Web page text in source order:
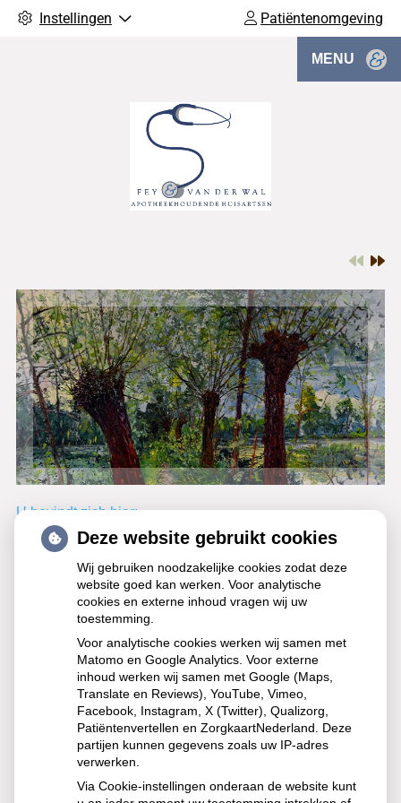
Instellingen Patiëntenomgeving
MENU
U bevindt zich hier:
Schurft sinds corona geen
vergeten ziekte meer: aantal
uitbraken fors gestegen
Sinds corona neemt het aantal schurftuitbraken in
Nederland sterk toe, niet alleen onder studenten maar ook
bij kinderen en ouderen. Het Erasmus MC onderzoekt
oorzaken en nieuwe manieren om schurft sneller op te
sporen, zoals zelftests en betere diagnostiek, om verdere
verspreiding te voorkomen.
Deze website gebruikt cookies
Wij gebruiken noodzakelijke cookies zodat deze
website goed kan werken. Voor analytische
cookies en externe inhoud vragen wij uw
toestemming.
Voor analytische cookies werken wij samen met
Matomo en Google Analytics. Voor externe
inhoud werken wij samen met Google (Maps,
Translate en Reviews), YouTube, Vimeo,
Facebook, Instagram, X (Twitter), Qualizorg,
Patiëntenvertellen en ZorgkaartNederland. Deze
partijen kunnen gegevens zoals uw IP-adres
verwerken.
Via Cookie-instellingen onderaan de website kunt